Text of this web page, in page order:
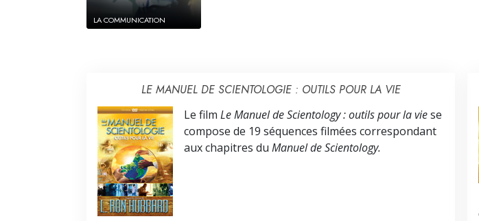
LA COMMUNICATION
LE MANUEL DE SCIENTOLOGIE : OUTILS POUR LA VIE
Le film Le Manuel de Scientology : outils pour la viese
compose de 19 séquences filmées correspondant
aux chapitres du Manuel de Scientology.